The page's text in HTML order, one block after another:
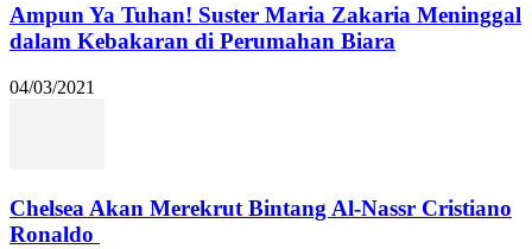
Ampun Ya Tuhan! Suster Maria Zakaria Meninggal
dalam Kebakaran di Perumahan Biara
04/03/2021
Chelsea Akan Merekrut Bintang Al-Nassr Cristiano
Ronaldo